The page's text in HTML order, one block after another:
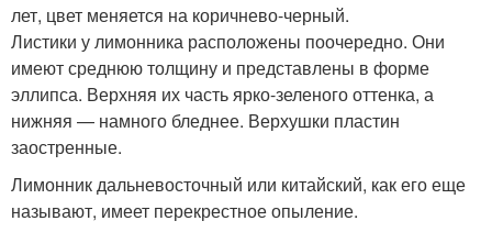
лет, цвет меняется на коричнево-черный.
Листики у лимонника расположены поочередно. Они
имеют среднюю толщину и представлены в форме
эллипса. Верхняя их часть ярко-зеленого оттенка, а
нижняя — намного бледнее. Верхушки пластин
заостренные.
Лимонник дальневосточный или китайский, как его еще
называют, имеет перекрестное опыление.